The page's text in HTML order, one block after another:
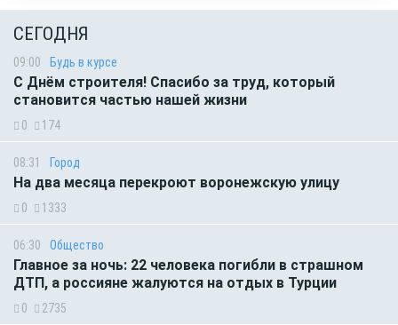
СЕГОДНЯ
09:00 Будь в курсе
С Днём строителя! Спасибо за труд, который
становится частью нашей жизни
0 174
08:31 Город
На два месяца перекроют воронежскую улицу
0 1333
06:30 Общество
Главное за ночь: 22 человека погибли в страшном
ДТП, а россияне жалуются на отдых в Турции
0 2735